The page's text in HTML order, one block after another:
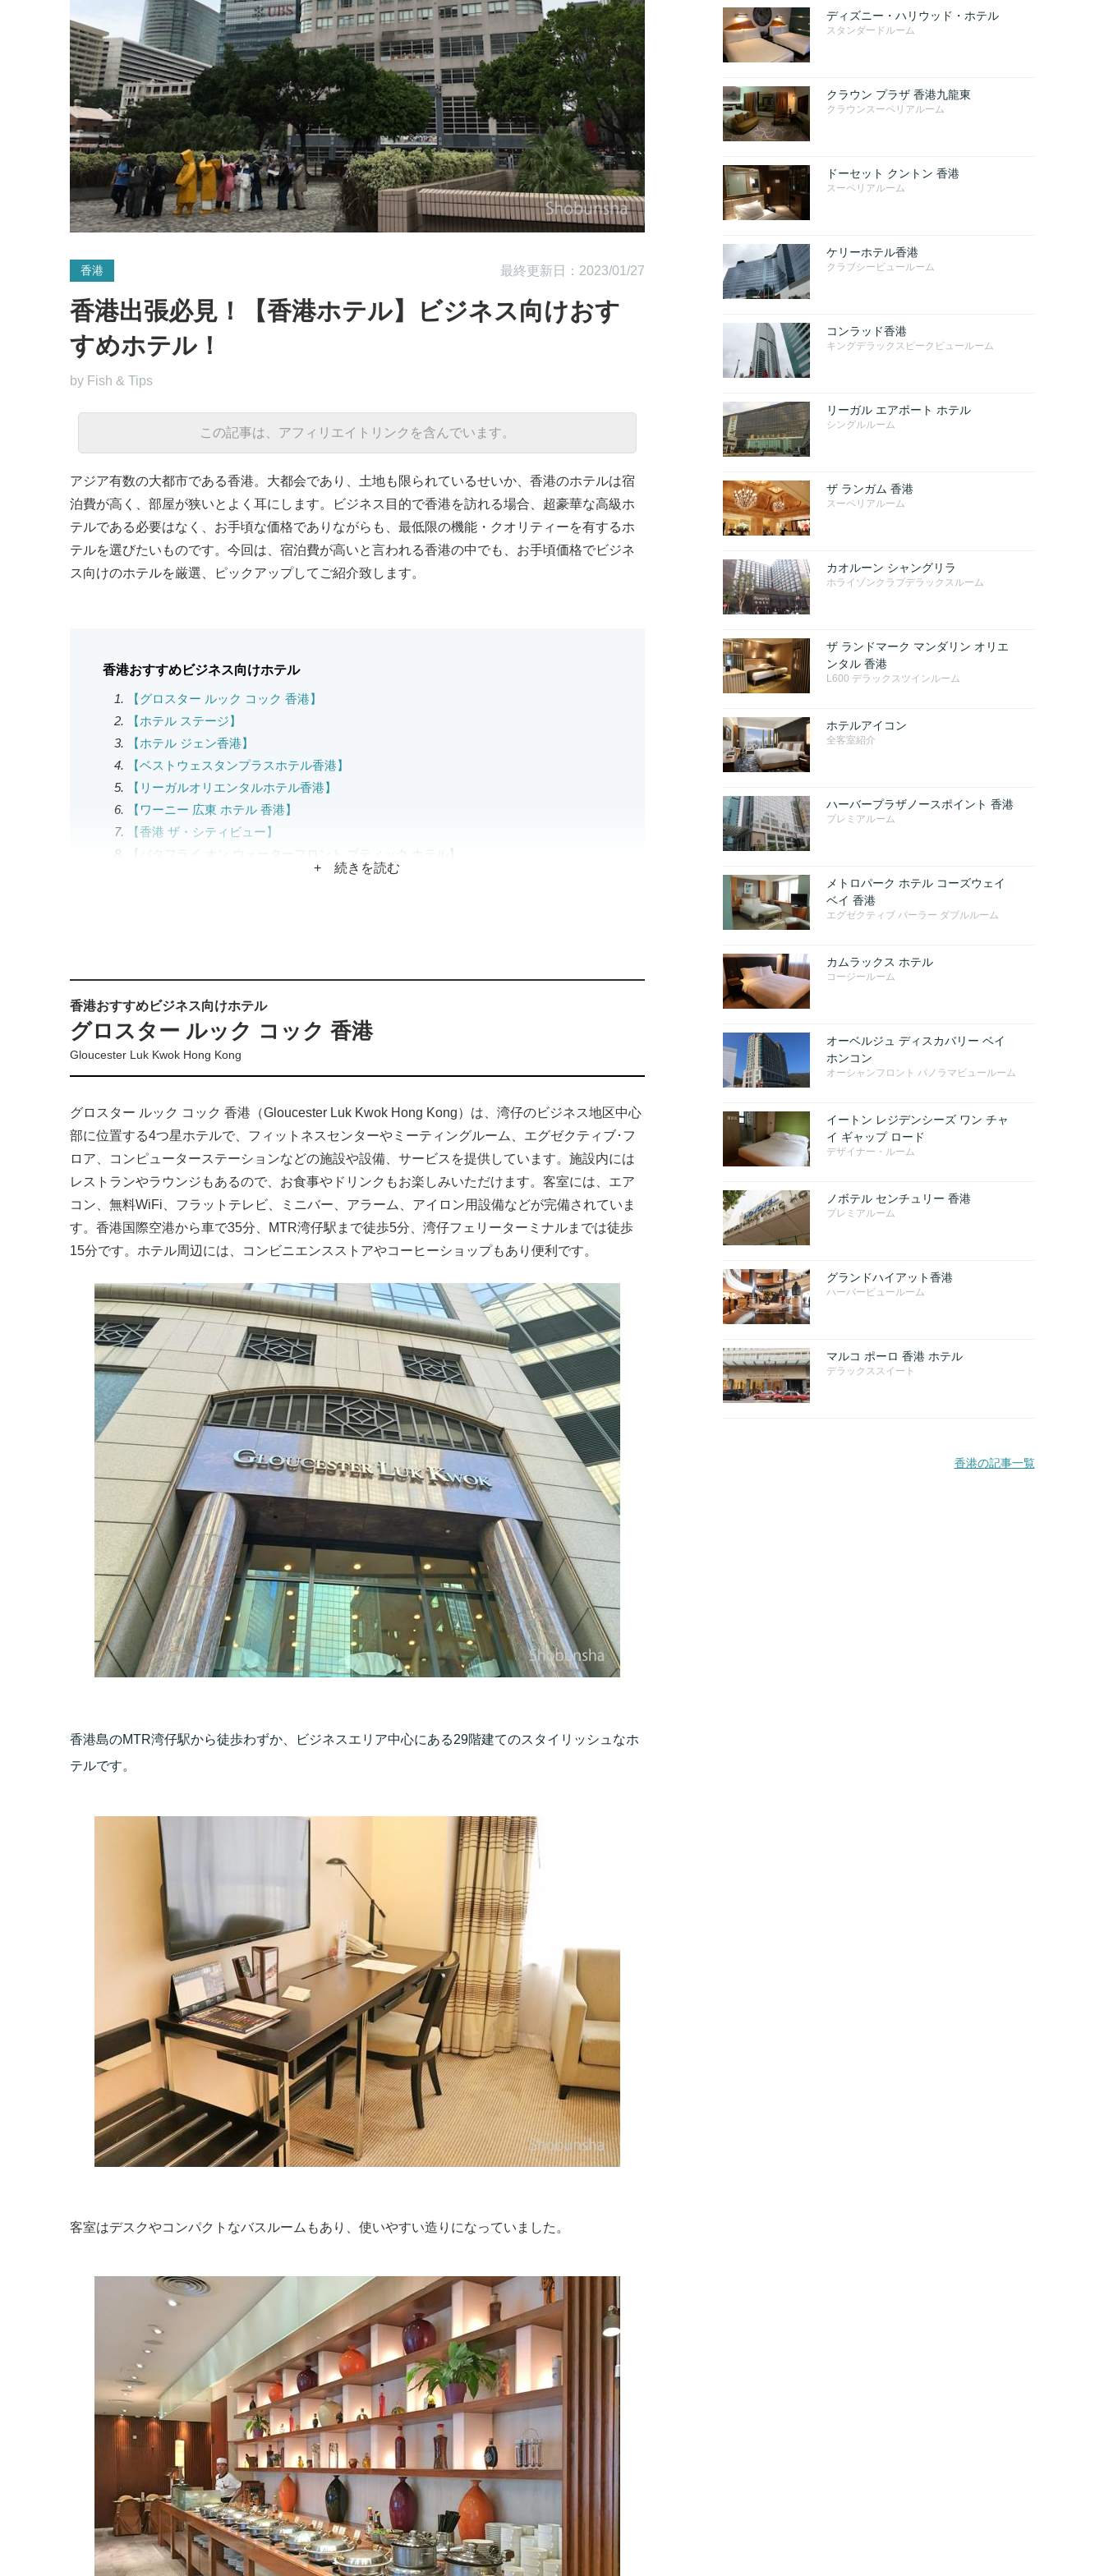
香港 最終更新日：2023/01/27
香港出張必見！【香港ホテル】ビジネス向けおす
すめホテル！
by Fish & Tips
この記事は、アフィリエイトリンクを含んでいます。
アジア有数の大都市である香港。大都会であり、土地も限られているせいか、香港のホテルは宿
泊費が高く、部屋が狭いとよく耳にします。ビジネス目的で香港を訪れる場合、超豪華な高級ホ
テルである必要はなく、お手頃な価格でありながらも、最低限の機能・クオリティーを有するホ
テルを選びたいものです。今回は、宿泊費が高いと言われる香港の中でも、お手頃価格でビジネ
ス向けのホテルを厳選、ピックアップしてご紹介致します。
香港おすすめビジネス向けホテル
【グロスター ルック コック 香港】
【ホテル ステージ】
【ホテル ジェン香港】
【ベストウェスタンプラスホテル香港】
【リーガルオリエンタルホテル香港】
【ワーニー 広東 ホテル 香港】
【香港 ザ・シティビュー】
【バタフライ オン ウォーターフロント ブティック ホテル】
【カムラックス ホテル】
【ノボテル センチュリー 香港】
【TUVE ホテル 香港】
+ 続きを読む
香港おすすめビジネス向けホテル
グロスター ルック コック 香港
Gloucester Luk Kwok Hong Kong
グロスター ルック コック 香港（Gloucester Luk Kwok Hong Kong）は、湾仔のビジネス地区中心
部に位置する4つ星ホテルで、フィットネスセンターやミーティングルーム、エグゼクティブ･フ
ロア、コンピューターステーションなどの施設や設備、サービスを提供しています。施設内には
レストランやラウンジもあるので、お食事やドリンクもお楽しみいただけます。客室には、エア
コン、無料WiFi、フラットテレビ、ミニバー、アラーム、アイロン用設備などが完備されていま
す。香港国際空港から車で35分、MTR湾仔駅まで徒歩5分、湾仔フェリーターミナルまでは徒歩
15分です。ホテル周辺には、コンビニエンスストアやコーヒーショップもあり便利です。
香港島のMTR湾仔駅から徒歩わずか、ビジネスエリア中心にある29階建てのスタイリッシュなホ
テルです。
客室はデスクやコンパクトなバスルームもあり、使いやすい造りになっていました。
ディズニー・ハリウッド・ホテル
スタンダードルーム
クラウン プラザ 香港九龍東
クラウンスーペリアルーム
ドーセット クントン 香港
スーペリアルーム
ケリーホテル香港
クラブシービュールーム
コンラッド香港
キングデラックスピークビュールーム
リーガル エアポート ホテル
シングルルーム
ザ ランガム 香港
スーペリアルーム
カオルーン シャングリラ
ホライゾンクラブデラックスルーム
ザ ランドマーク マンダリン オリエ
ンタル 香港
L600 デラックスツインルーム
ホテルアイコン
全客室紹介
ハーバープラザノースポイント 香港
プレミアルーム
メトロパーク ホテル コーズウェイ
ベイ 香港
エグゼクティブ パーラー ダブルルーム
カムラックス ホテル
コージールーム
オーベルジュ ディスカバリー ベイ
ホンコン
オーシャンフロント パノラマビュールーム
イートン レジデンシーズ ワン チャ
イ ギャップ ロード
デザイナー・ルーム
ノボテル センチュリー 香港
プレミアルーム
グランドハイアット香港
ハーバービュールーム
マルコ ポーロ 香港 ホテル
デラックススイート
香港の記事一覧